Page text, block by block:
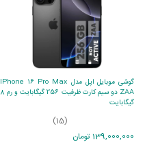
گوشی موبایل اپل مدل IPhone 16 Pro Max
ZAA دو سیم کارت ظرفیت 256 گیگابایت و رم 8
گیگابایت
(15)
139,000,000 تومان